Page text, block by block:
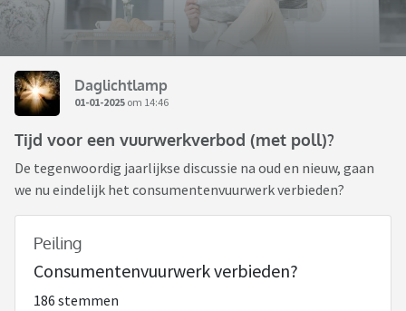
Daglichtlamp
01-01-2025 om 14:46
Tijd voor een vuurwerkverbod (met poll)?
De tegenwoordig jaarlijkse discussie na oud en nieuw, gaan
we nu eindelijk het consumentenvuurwerk verbieden?
Peiling
Consumentenvuurwerk verbieden?
186 stemmen